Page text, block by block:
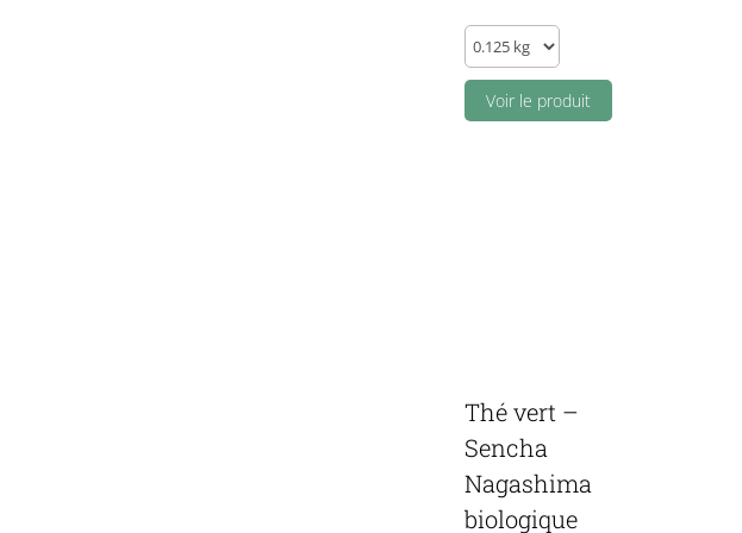
Fays
-
DuoVoir le produit
Thé vert –
Sencha
Nagashima
biologique